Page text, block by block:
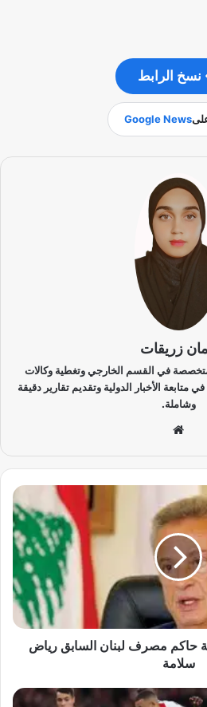
نسخ الرابط
علىGoogle News
زريقات
في القسم الخارجي وتغطية وكالات
في متابعة الأخبار الدولية وتقديم تقارير دقيقة
وشاملة.
الوي
ب
حاكم مصرف لبنان السابق رياض
سلامة